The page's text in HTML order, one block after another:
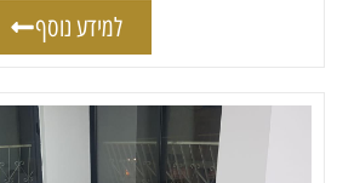
למידע נוסף